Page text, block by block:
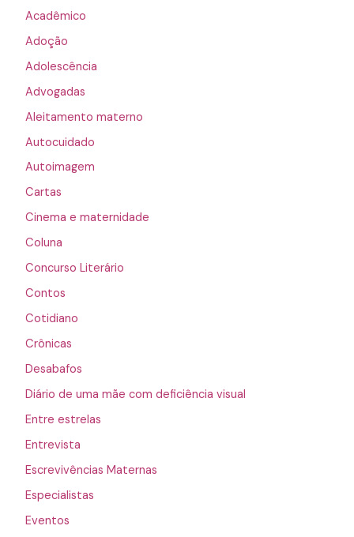
Acadêmico
Adoção
Adolescência
Advogadas
Aleitamento materno
Autocuidado
Autoimagem
Cartas
Cinema e maternidade
Coluna
Concurso Literário
Contos
Cotidiano
Crônicas
Desabafos
Diário de uma mãe com deficiência visual
Entre estrelas
Entrevista
Escrevivências Maternas
Especialistas
Eventos